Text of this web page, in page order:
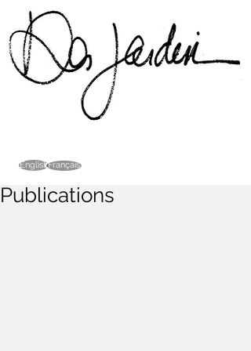
EnglishFrançais
Publications